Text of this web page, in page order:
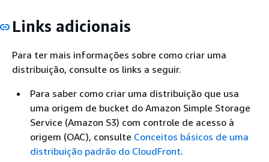
Links adicionais
Para ter mais informações sobre como criar uma
distribuição, consulte os links a seguir.
Para saber como criar uma distribuição que usa
uma origem de bucket do Amazon Simple Storage
Service (Amazon S3) com controle de acesso à
origem (OAC), consulte Conceitos básicos de uma
distribuição padrão do CloudFront.